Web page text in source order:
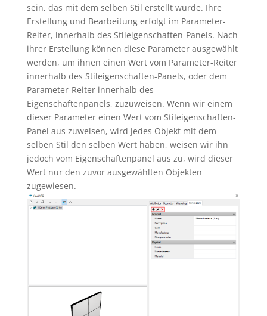
sein, das mit dem selben Stil erstellt wurde. Ihre
Erstellung und Bearbeitung erfolgt im Parameter-
Reiter, innerhalb des Stileigenschaften-Panels. Nach
ihrer Erstellung können diese Parameter ausgewählt
werden, um ihnen einen Wert vom Parameter-Reiter
innerhalb des Stileigenschaften-Panels, oder dem
Parameter-Reiter innerhalb des
Eigenschaftenpanels, zuzuweisen. Wenn wir einem
dieser Parameter einen Wert vom Stileigenschaften-
Panel aus zuweisen, wird jedes Objekt mit dem
selben Stil den selben Wert haben, weisen wir ihn
jedoch vom Eigenschaftenpanel aus zu, wird dieser
Wert nur den zuvor ausgewählten Objekten
zugewiesen.